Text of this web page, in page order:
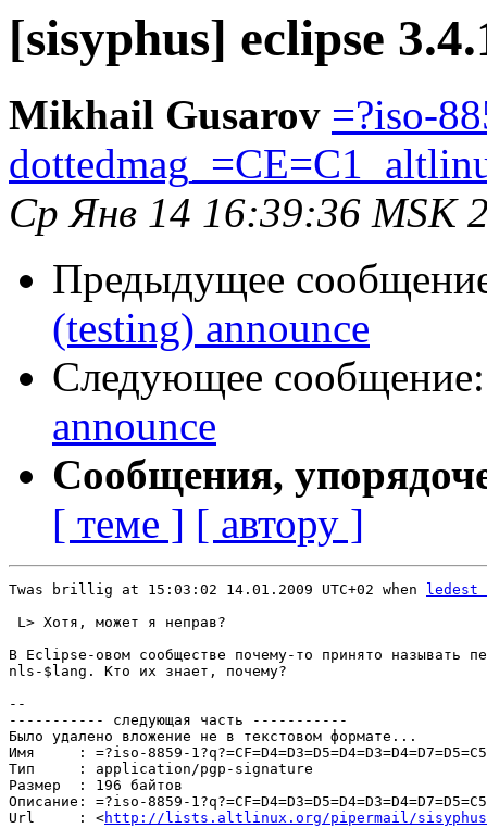
[sisyphus] eclipse
Mikhail Gusarov =?iso-
Ср Янв 14 16:39:36 MSK
Предыдущее
(testing) announce
Следующее
announce
Сообщения,
[ теме ] [ автору ]
Twas brillig at 15:03:02 14.01.2009 UTC+02 when
ledest
L> Хотя, может я неправ?
В Eclipse-овом сообществе почему-то принято называть
nls-$lang. Кто их знает, почему?
--
----------- следующая часть -----------
Было удалено вложение не в текстовом формате...
Имя     : =?iso-8859-
Тип     : application/pgp-signature
Размер  : 196 байтов
Описание: =?iso-8859-
Url     : <http://lists.altlinux.org/pipermail/sisyphus/